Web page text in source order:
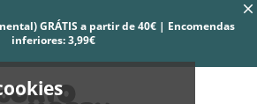
GRÁTIS a partir de 40€ | Encomendas
inferiores: 3,99€